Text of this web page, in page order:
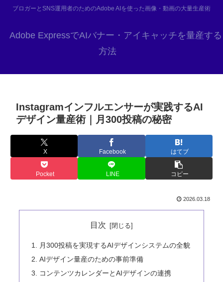
ブロガーとSNS運用者のためのAdobe AIを使った画像・動画の大量生産術
Adobe ExpressでAIバナー・アイキャッチを量産する
方法
Instagramインフルエンサーが実践するAI
デザイン量産術｜月300投稿の秘密
X Facebook はてブ
Pocket LINE コピー
2026.03.18
目次
月300投稿を実現するAIデザインシステムの全貌
AIデザイン量産のための事前準備
コンテンツカレンダーとAIデザインの連携